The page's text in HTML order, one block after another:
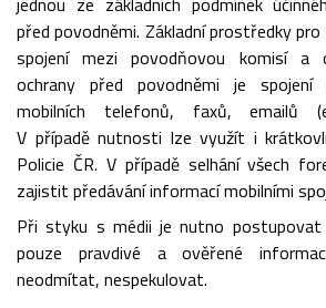
před povodněmi. Základní prostředky
spojení mezi povodňovou komisí a
ochrany před povodněmi je
mobilních telefonů, faxů, emailů
V případě nutnosti lze využít i
Policie ČR. V případě selhání všech
zajistit předávání informací mobilními
Při styku s médii je nutno
pouze pravdivé a ověřené
neodmítat, nespekulovat.